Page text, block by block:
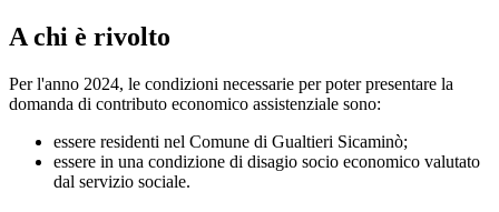
A chi è rivolto
Per l'anno 2024, le condizioni necessarie per poter presentare la
domanda di contributo economico assistenziale sono:
essere residenti nel Comune di Gualtieri Sicaminò;
essere in una condizione di disagio socio economico valutato
dal servizio sociale.